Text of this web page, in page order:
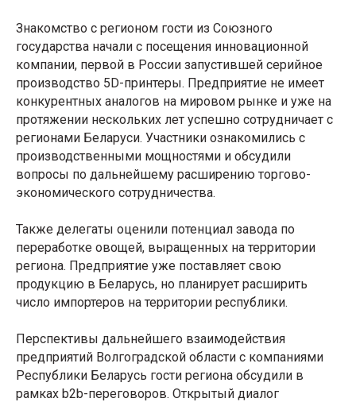
Знакомство с регионом гости из Союзного
государства начали с посещения инновационной
компании, первой в России запустившей серийное
производство 5D-принтеры. Предприятие не имеет
конкурентных аналогов на мировом рынке и уже на
протяжении нескольких лет успешно сотрудничает с
регионами Беларуси. Участники ознакомились с
производственными мощностями и обсудили
вопросы по дальнейшему расширению торгово-
экономического сотрудничества.
Также делегаты оценили потенциал завода по
переработке овощей, выращенных на территории
региона. Предприятие уже поставляет свою
продукцию в Беларусь, но планирует расширить
число импортеров на территории республики.
Перспективы дальнейшего взаимодействия
предприятий Волгоградской области с компаниями
Республики Беларусь гости региона обсудили в
рамках b2b-переговоров. Открытый диалог